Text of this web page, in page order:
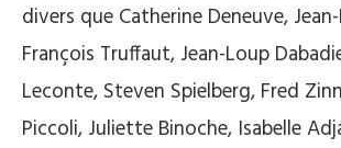
divers que Catherine Deneuve,
François Truffaut, Jean-Loup
Leconte, Steven Spielberg, Fred
Piccoli, Juliette Binoche, Isabelle